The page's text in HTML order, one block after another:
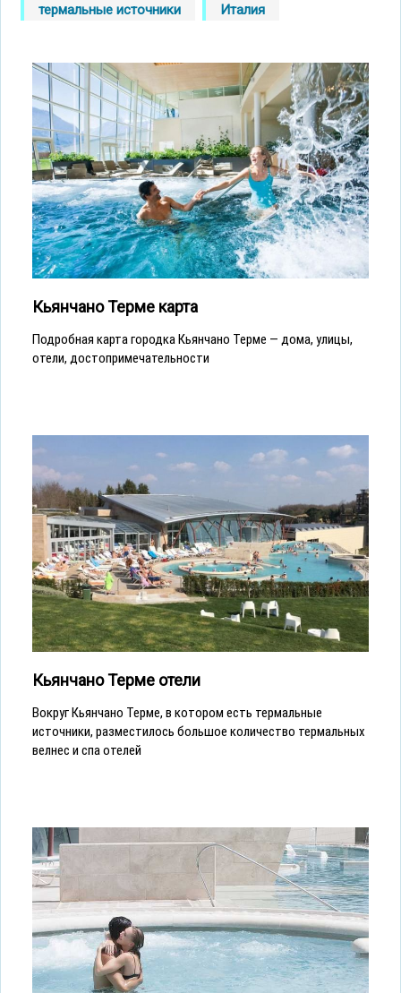
термальные источники Италия
Кьянчано Терме карта
Подробная карта городка Кьянчано Терме — дома, улицы,
отели, достопримечательности
Кьянчано Терме отели
Вокруг Кьянчано Терме, в котором есть термальные
источники, разместилось большое количество термальных
велнес и спа отелей